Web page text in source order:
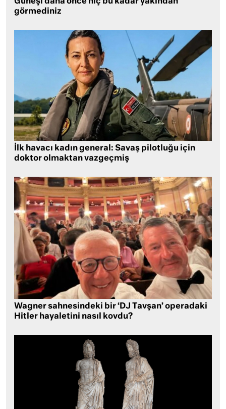
görmediniz
İlk havacı kadın general: Savaş pilotluğu için
doktor olmaktan vazgeçmiş
Wagner sahnesindeki bir ‘DJ Tavşan’ operadaki
Hitler hayaletini nasıl kovdu?